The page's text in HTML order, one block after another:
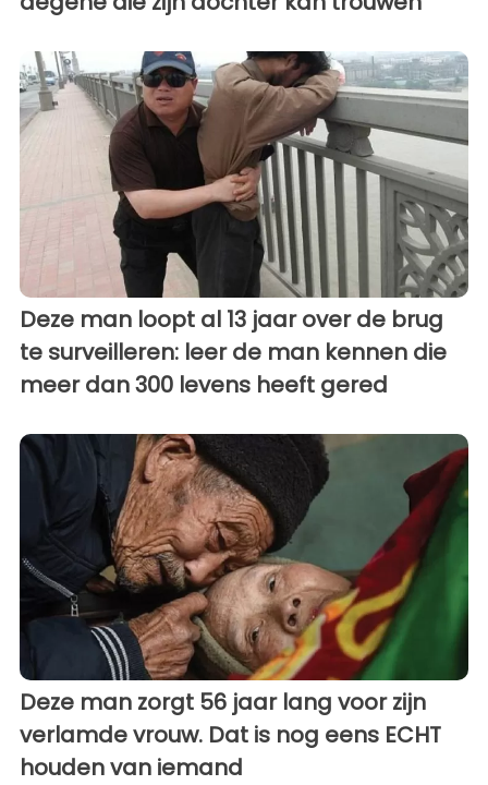
Deze man loopt al 13 jaar over de brug
te surveilleren: leer de man kennen die
meer dan 300 levens heeft gered
Deze man zorgt 56 jaar lang voor zijn
verlamde vrouw. Dat is nog eens ECHT
houden van iemand